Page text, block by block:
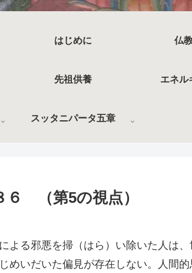
はじめに 仏
先祖供養 エネル
スッタニパータ五章
（第5の視点）
る邪悪を掃（はら）い除いた人は、
めいだいた偏見が存在しない。人間